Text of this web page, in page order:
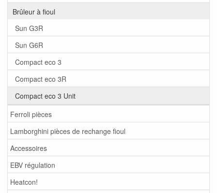
Brûleur à fioul
Sun G3R
Sun G6R
Compact eco 3
Compact eco 3R
Compact eco 3 Unit
Ferroli pièces
Lamborghini pièces de rechange fioul
Accessoires
EBV régulation
Heatcon!